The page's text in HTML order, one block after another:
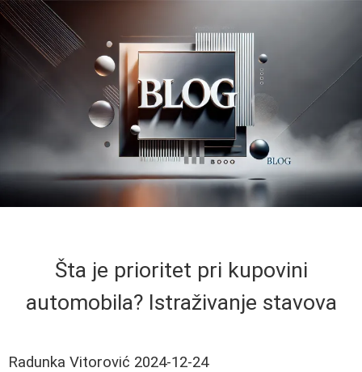
Šta je prioritet pri kupovini
automobila? Istraživanje stavova
Radunka Vitorović 2024-12-24